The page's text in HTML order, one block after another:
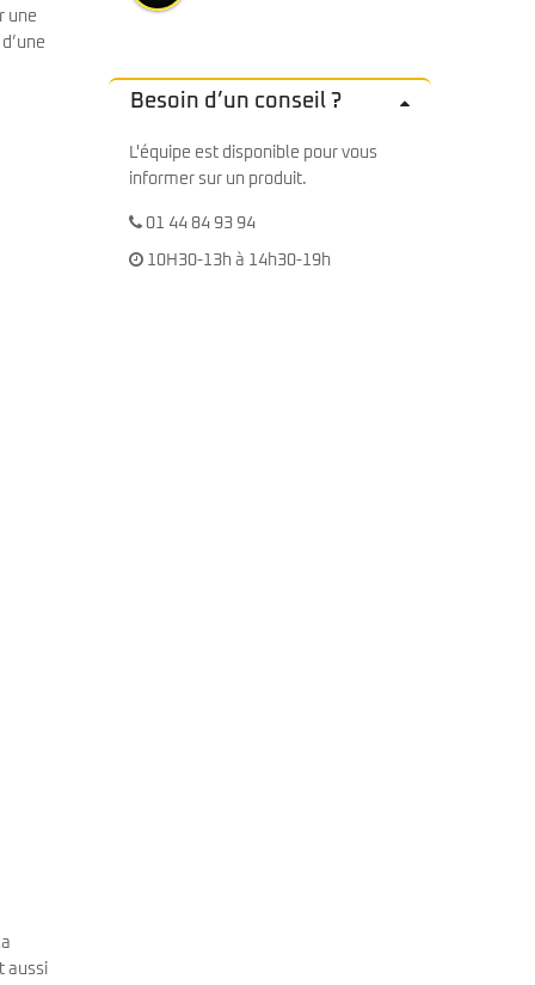
une
aussi
Besoin d’un conseil ?
L'équipe est disponible pour vous
informer sur un produit.
01 44 84 93 94
10H30-13h à 14h30-19h